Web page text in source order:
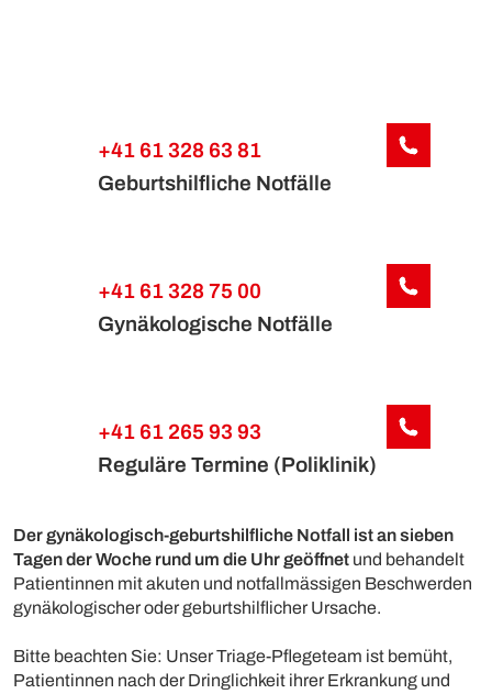
+41 61 328 63 81
Geburtshilfliche Notfälle
+41 61 328 75 00
Gynäkologische Notfälle
+41 61 265 93 93
Reguläre Termine (Poliklinik)
Der gynäkologisch-geburtshilfliche Notfall ist an sieben
Tagen der Woche rund um die Uhr geöffnet und behandelt
Patientinnen mit akuten und notfallmässigen Beschwerden
gynäkologischer oder geburtshilflicher Ursache.
Bitte beachten Sie: Unser Triage-Pflegeteam ist bemüht,
Patientinnen nach der Dringlichkeit ihrer Erkrankung und